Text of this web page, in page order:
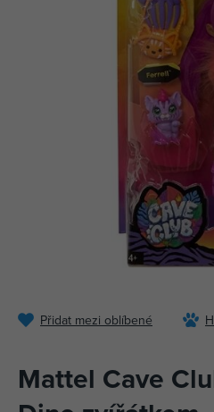
Přidat mezi oblíbené
Mattel Cave